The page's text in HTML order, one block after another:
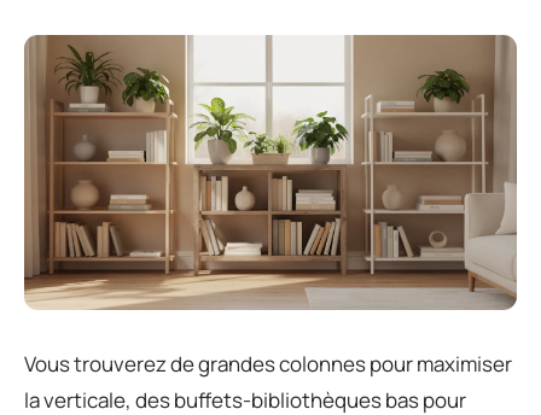
Vous trouverez de grandes colonnes pour maximiser
la verticale, des buffets-bibliothèques bas pour